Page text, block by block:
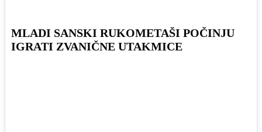
MLADI SANSKI RUKOMETAŠI POČINJU
IGRATI ZVANIČNE UTAKMICE